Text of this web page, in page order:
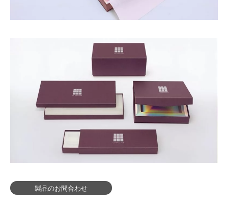
製品のお問合わせ